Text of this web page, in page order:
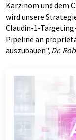
Karzinom und dem
wird unsere
Claudin-1-
Pipeline an
auszubauen", Dr.